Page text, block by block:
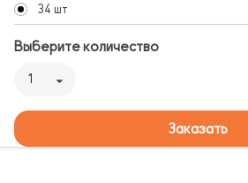
34 шт
Выберите количество
1
Заказать